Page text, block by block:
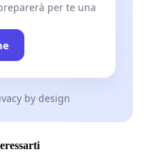
per te una
by design